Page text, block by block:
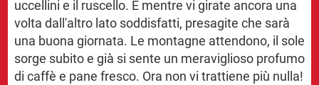
uccellini e il ruscello. E mentre vi girate ancora una
volta dall'altro lato soddisfatti, presagite che sarà
una buona giornata. Le montagne attendono, il sole
sorge subito e già si sente un meraviglioso profumo
di caffè e pane fresco. Ora non vi trattiene più nulla!